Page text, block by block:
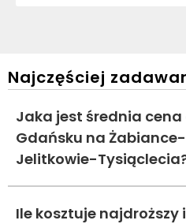
Najczęściej
Jaka jest średnia
Gdańsku na
Jelitkowie-
Ile kosztuje najdroższy